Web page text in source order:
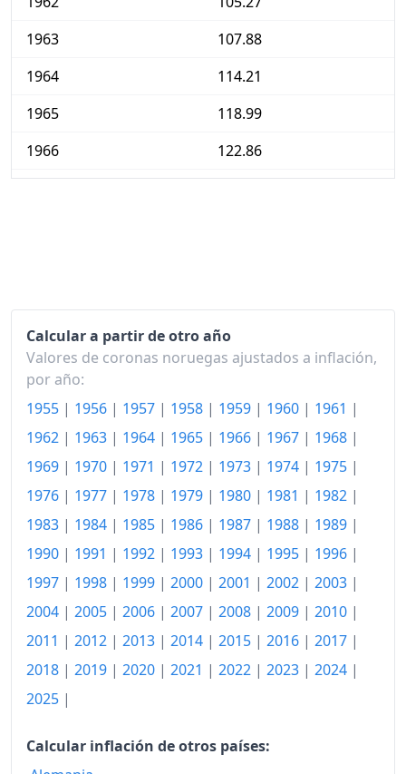
1963
107.88
1964
114.21
1965
118.99
1966
122.86
1971
160.83
1972
1973
185.30
1974
202.74
1975
226.44
1976
247.19
1977
269.69
291.70
1979
304.86
1980
338.02
1981
1982
427.70
Calcular a partir de otro año
Valores de coronas noruegas ajustados a inflación,
por año:
1955 | 1956 | 1957 | 1958 | 1959 | 1960 | 1961 |
1962 | 1963 | 1964 | 1965 | 1966 | 1967 | 1968 |
1969 | 1970 | 1971 | 1972 | 1973 | 1974 | 1975 |
1976 | 1977 | 1978 | 1979 | 1980 | 1981 | 1982 |
1983 | 1984 | 1985 | 1986 | 1987 | 1988 | 1989 |
1990 | 1991 | 1992 | 1993 | 1994 | 1995 | 1996 |
1997 | 1998 | 1999 | 2000 | 2001 | 2002 | 2003 |
2004 | 2005 | 2006 | 2007 | 2008 | 2009 | 2010 |
2011 | 2012 | 2013 | 2014 | 2015 | 2016 | 2017 |
2018 | 2019 | 2020 | 2021 | 2022 | 2023 | 2024 |
2025 |
Calcular inflación de otros países: